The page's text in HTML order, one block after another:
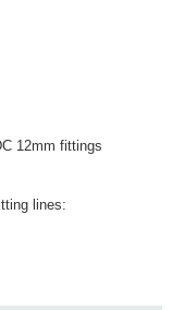
12mm fittings
lines: